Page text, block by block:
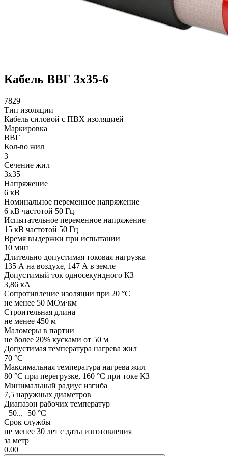
Кабель ВВГ 3х35-6
7829
Тип изоляции
Кабель силовой с ПВХ изоляцией
Маркировка
ВВГ
Кол-во жил
3
Сечение жил
3х35
Напряжение
6 кВ
Номинальное переменное напряжение
6 кВ частотой 50 Гц
Испытательное переменное напряжение
15 кВ частотой 50 Гц
Время выдержки при испытании
10 мин
Длительно допустимая токовая нагрузка
135 А на воздухе, 147 А в земле
Допустимый ток односекундного КЗ
3,86 кА
Сопротивление изоляции при 20 °C
не менее 50 МОм·км
Строительная длина
не менее 450 м
Маломеры в партии
не более 20% кусками от 50 м
Допустимая температура нагрева жил
70 °C
Максимальная температура нагрева жил
80 °C при перегрузке, 160 °C при токе КЗ
Минимальный радиус изгиба
7,5 наружных диаметров
Диапазон рабочих температур
−50...+50 °C
Срок службы
не менее 30 лет с даты изготовления
за метр
0.00